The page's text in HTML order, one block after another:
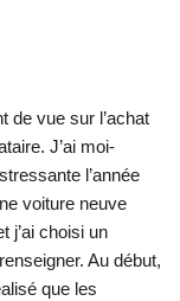
de vue sur l’achat
J’ai moi-
l’année
voiture neuve
j’ai choisi un
Au début,
que les